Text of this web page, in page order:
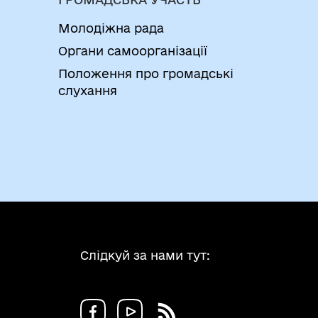
Молодіжна рада
Органи самоорганізації
Положення про громадські
слухання
Слідкуй за нами тут: